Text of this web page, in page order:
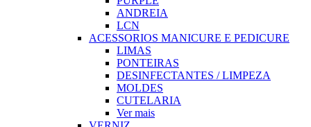
ANDREIA
LCN
ACESSORIOS MANICURE E PEDICURE
LIMAS
PONTEIRAS
DESINFECTANTES / LIMPEZA
MOLDES
CUTELARIA
Ver mais